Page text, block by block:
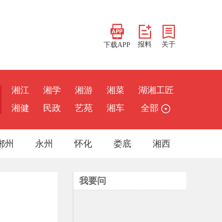
下载APP 报料 关于
湘江 湘学 湘游 湘菜
湖湘工匠
湘健
民政 艺苑 湘车 全部
州 永州 怀化 娄底 湘西
我要问